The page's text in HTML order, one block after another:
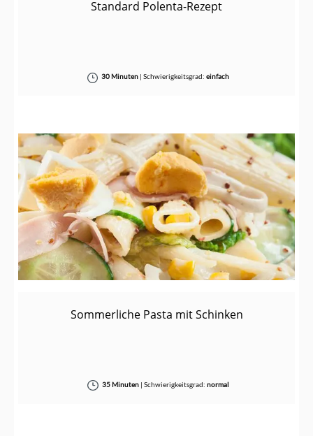
Standard Polenta-Rezept
30 Minuten |Schwierigkeitsgrad:einfach
Sommerliche Pasta mit Schinken
35 Minuten| Schwierigkeitsgrad: normal